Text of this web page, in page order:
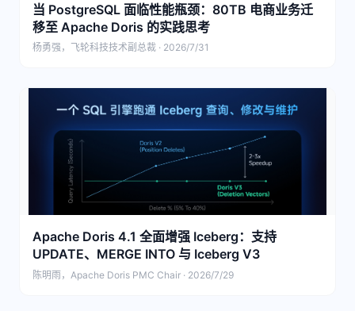
当 PostgreSQL 面临性能瓶颈：80TB 电商业务迁
移至 Apache Doris 的实践思考
杨勇强，飞轮科技技术副总裁 · 2026/7/31
Apache Doris 4.1 全面增强 Iceberg：支持
UPDATE、MERGE INTO 与 Iceberg V3
陈明雨，Apache Doris PMC Chair · 2026/7/29